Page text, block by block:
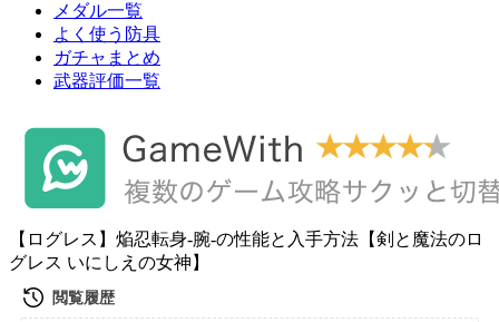
メダル一覧
よく使う防具
ガチャまとめ
武器評価一覧
【ログレス】焔忍転身-腕-の性能と入手方法【剣と魔法のロ
グレス いにしえの女神】